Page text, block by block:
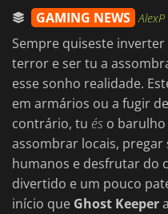
GAMING NEWS AlexP
Sempre quiseste
terror e ser tu a
esse sonho realidade.
em armários ou a fugir
contrário, tu és o
assombrar locais,
humanos e desfrutar do
divertido e um pouco
início que Ghost Keeper